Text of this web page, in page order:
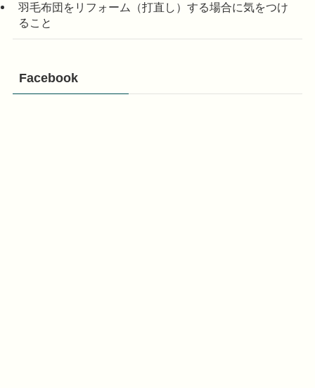
羽毛布団をリフォーム（打直し）する場合に気をつけ
ること
Facebook